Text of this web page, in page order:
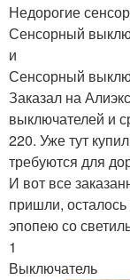
Недорогие
Сенсорный
и
Сенсорный
Заказал на
выключателей и
220. Уже тут
требуются для
И вот все
пришли,
эпопею со
1
Выключатель